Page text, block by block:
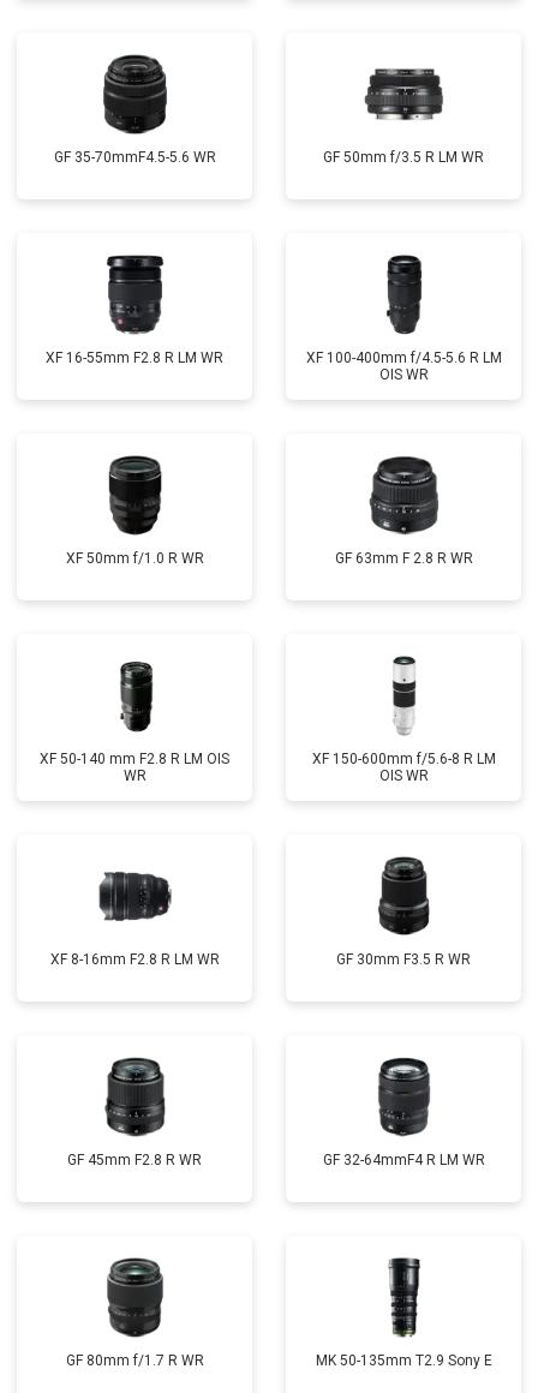
GF 35-70mmF4.5-5.6 WR GF 50mm f/3.5 R LM WR
XF 16-55mm F2.8 R LM WR
XF 100-400mm f/4.5-5.6 R LM
OIS WR
XF 50mm f/1.0 R WR GF 63mm F 2.8 R WR
XF 50-140 mm F2.8 R LM OIS
WR
XF 150-600mm f/5.6-8 R LM
OIS WR
XF 8-16mm F2.8 R LM WR GF 30mm F3.5 R WR
GF 45mm F2.8 R WR GF 32-64mmF4 R LM WR
GF 80mm f/1.7 R WR MK 50-135mm T2.9 Sony E